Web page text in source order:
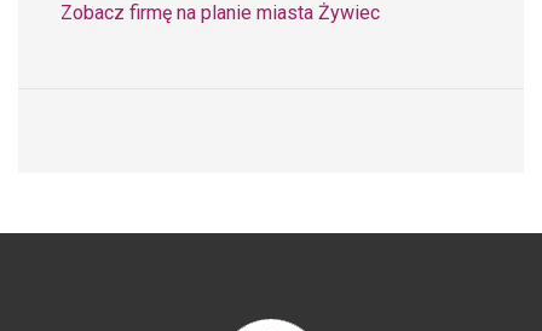
Zobacz firmę na planie miasta Żywiec